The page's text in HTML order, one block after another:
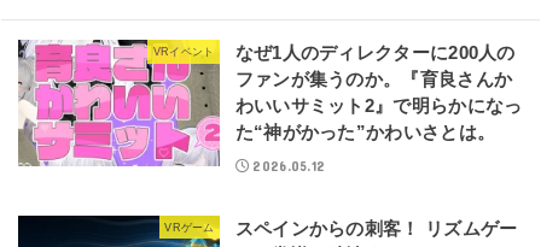
VRイベント
なぜ1人のディレクターに200人の
ファンが集うのか。『育良さんか
わいいサミット2』で明らかになっ
た“神がかった”かわいさとは。
2026.05.12
VRゲーム
スペインからの刺客！ リズムゲー